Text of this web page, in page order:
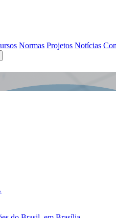
Normas Projetos Notícias